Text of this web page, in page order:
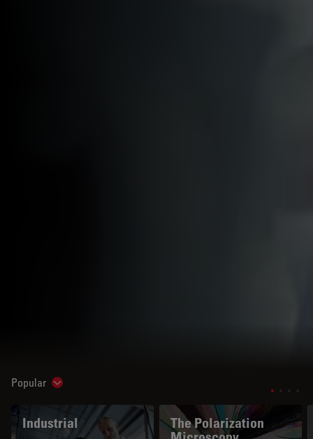
Popular Show subnavigation
Industrial
The Polarization